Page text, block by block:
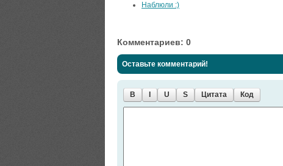
Наблюли :)
Комментариев: 0
Оставьте комментарий!
B U S Цитата Код